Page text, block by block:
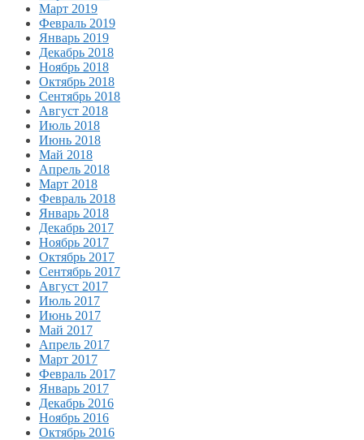
Март 2019
Февраль 2019
Январь 2019
Декабрь 2018
Ноябрь 2018
Октябрь 2018
Сентябрь 2018
Август 2018
Июль 2018
Июнь 2018
Май 2018
Апрель 2018
Март 2018
Февраль 2018
Январь 2018
Декабрь 2017
Ноябрь 2017
Октябрь 2017
Сентябрь 2017
Август 2017
Июль 2017
Июнь 2017
Май 2017
Апрель 2017
Март 2017
Февраль 2017
Январь 2017
Декабрь 2016
Ноябрь 2016
Октябрь 2016